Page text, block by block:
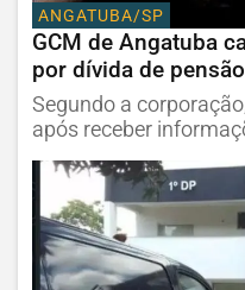
ANGATUBA/SP
GCM de Angatuba
por dívida de
Segundo a
após receber